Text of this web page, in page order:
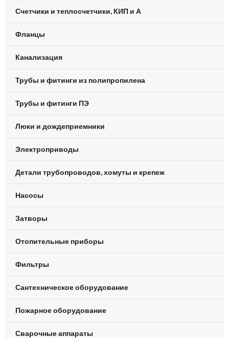
Счетчики и теплосчетчики, КИП и А
Фланцы
Канализация
Трубы и фитинги из полипропилена
Трубы и фитинги ПЭ
Люки и дождеприемники
Электроприводы
Детали трубопроводов, хомуты и крепеж
Насосы
Затворы
Отопительные приборы
Фильтры
Сантехническое оборудование
Пожарное оборудование
Сварочные аппараты